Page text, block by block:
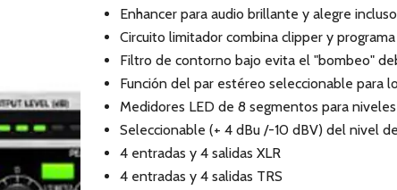
Enhancer para audio brillante y alegre
Circuito limitador combina clipper y
Filtro de contorno bajo evita el "bombeo"
Función del par estéreo seleccionable para
Medidores LED de 8 segmentos para
Seleccionable (+ 4 dBu /-10 dBV) del nivel
4 entradas y 4 salidas XLR
4 entradas y 4 salidas TRS